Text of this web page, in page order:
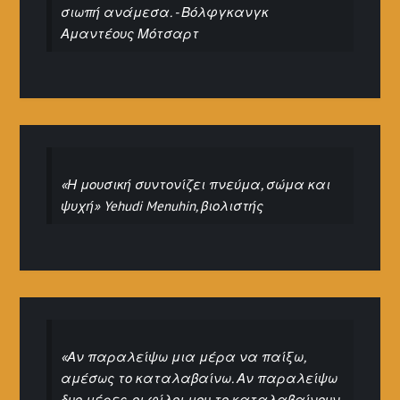
σιωπή ανάμεσα. - Βόλφγκανγκ
Αμαντέους Μότσαρτ
«Η μουσική συντονίζει πνεύμα, σώμα και
ψυχή» Yehudi Menuhin, βιολιστής
«Αν παραλείψω μια μέρα να παίξω,
αμέσως το καταλαβαίνω. Αν παραλείψω